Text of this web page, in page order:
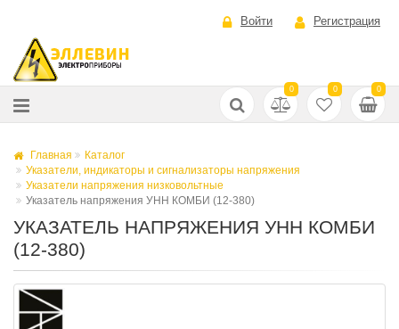
Войти Регистрация
0 0 0
Главная
Каталог
Указатели, индикаторы и сигнализаторы напряжения
Указатели напряжения низковольтные
Указатель напряжения УНН КОМБИ (12-380)
УКАЗАТЕЛЬ НАПРЯЖЕНИЯ УНН КОМБИ
(12-380)